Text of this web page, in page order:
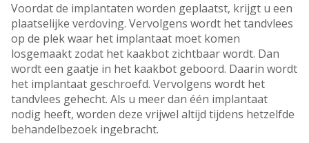
Voordat de implantaten worden geplaatst, krijgt u een
plaatselijke verdoving. Vervolgens wordt het tandvlees
op de plek waar het implantaat moet komen
losgemaakt zodat het kaakbot zichtbaar wordt. Dan
wordt een gaatje in het kaakbot geboord. Daarin wordt
het implantaat geschroefd. Vervolgens wordt het
tandvlees gehecht. Als u meer dan één implantaat
nodig heeft, worden deze vrijwel altijd tijdens hetzelfde
behandelbezoek ingebracht.